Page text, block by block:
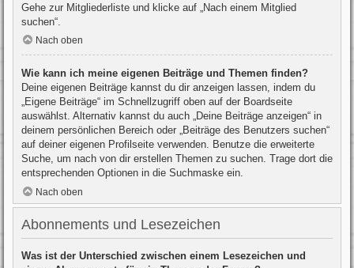
Gehe zur Mitgliederliste und klicke auf „Nach einem Mitglied
suchen“.
Nach oben
Wie kann ich meine eigenen Beiträge und Themen finden?
Deine eigenen Beiträge kannst du dir anzeigen lassen, indem du
„Eigene Beiträge“ im Schnellzugriff oben auf der Boardseite
auswählst. Alternativ kannst du auch „Deine Beiträge anzeigen“ in
deinem persönlichen Bereich oder „Beiträge des Benutzers suchen“
auf deiner eigenen Profilseite verwenden. Benutze die erweiterte
Suche, um nach von dir erstellen Themen zu suchen. Trage dort die
entsprechenden Optionen in die Suchmaske ein.
Nach oben
Abonnements und Lesezeichen
Was ist der Unterschied zwischen einem Lesezeichen und